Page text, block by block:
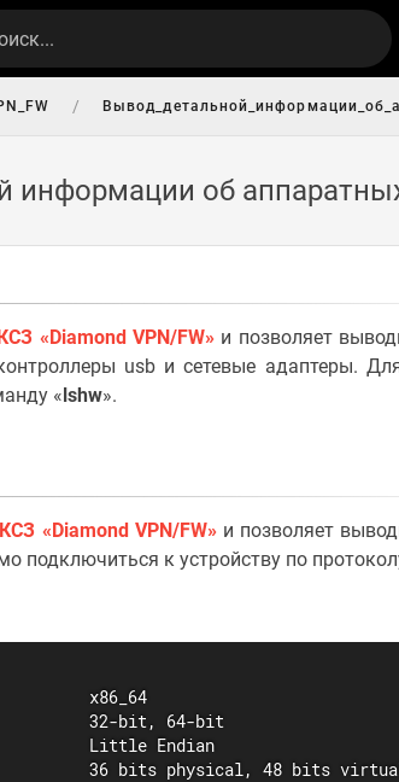
/
информации об
«Diamond VPN/FW»и позволяет
usb и сетевые адаптеры.
«lshw».
«Diamond VPN/FW»и позволяет
подключиться к устройству по
x86_64
32-bit, 64-bit
Little Endian
36 bits physical, 48 bits